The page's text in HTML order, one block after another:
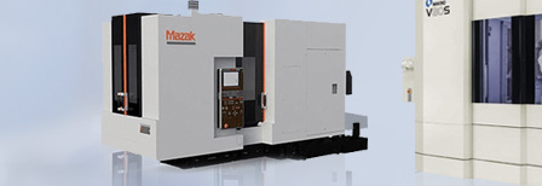
微乳化切削液
齿轮磨削油
冲压油
更多...
精冲丨汽车及零部件...
凸轮轴丨机械加工行业
齿轮制造丨机械加工...
航空航天行业
全合成切削液
微乳化切削液
低油雾切削油
轧制油
更多...
2021年中国铜加...